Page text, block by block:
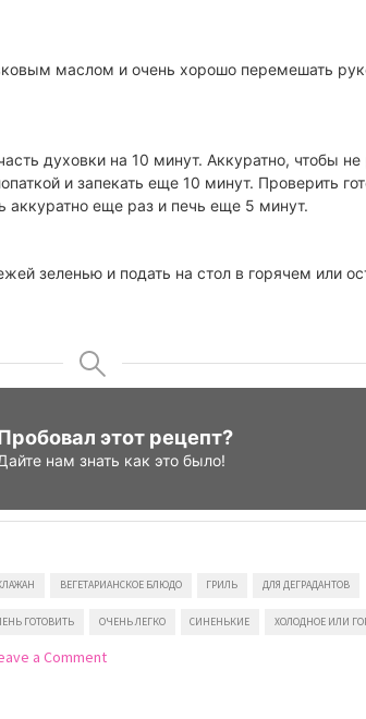
маслом и очень хорошо перемешать
духовки на 10 минут. Аккуратно, чтобы не
и запекать еще 10 минут. Проверить
аккуратно еще раз и печь еще 5 минут.
зеленью и подать на стол в горячем или
этот рецепт?
нам знать как это было!
ВЕГЕТАРИАНСКОЕ БЛЮДО ГРИЛЬ ДЛЯ ДЕГРАДАНТОВ
ГОТОВИТЬ ОЧЕНЬ ЛЕГКО СИНЕНЬКИЕ ХОЛОДНОЕ ИЛИ
a Commenton